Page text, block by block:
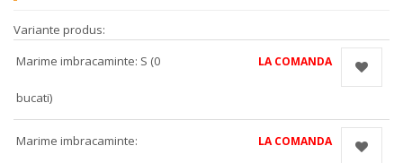
Variante produs:
Marime imbracaminte: S (0
bucati)
LA COMANDA
Marime imbracaminte: LA COMANDA